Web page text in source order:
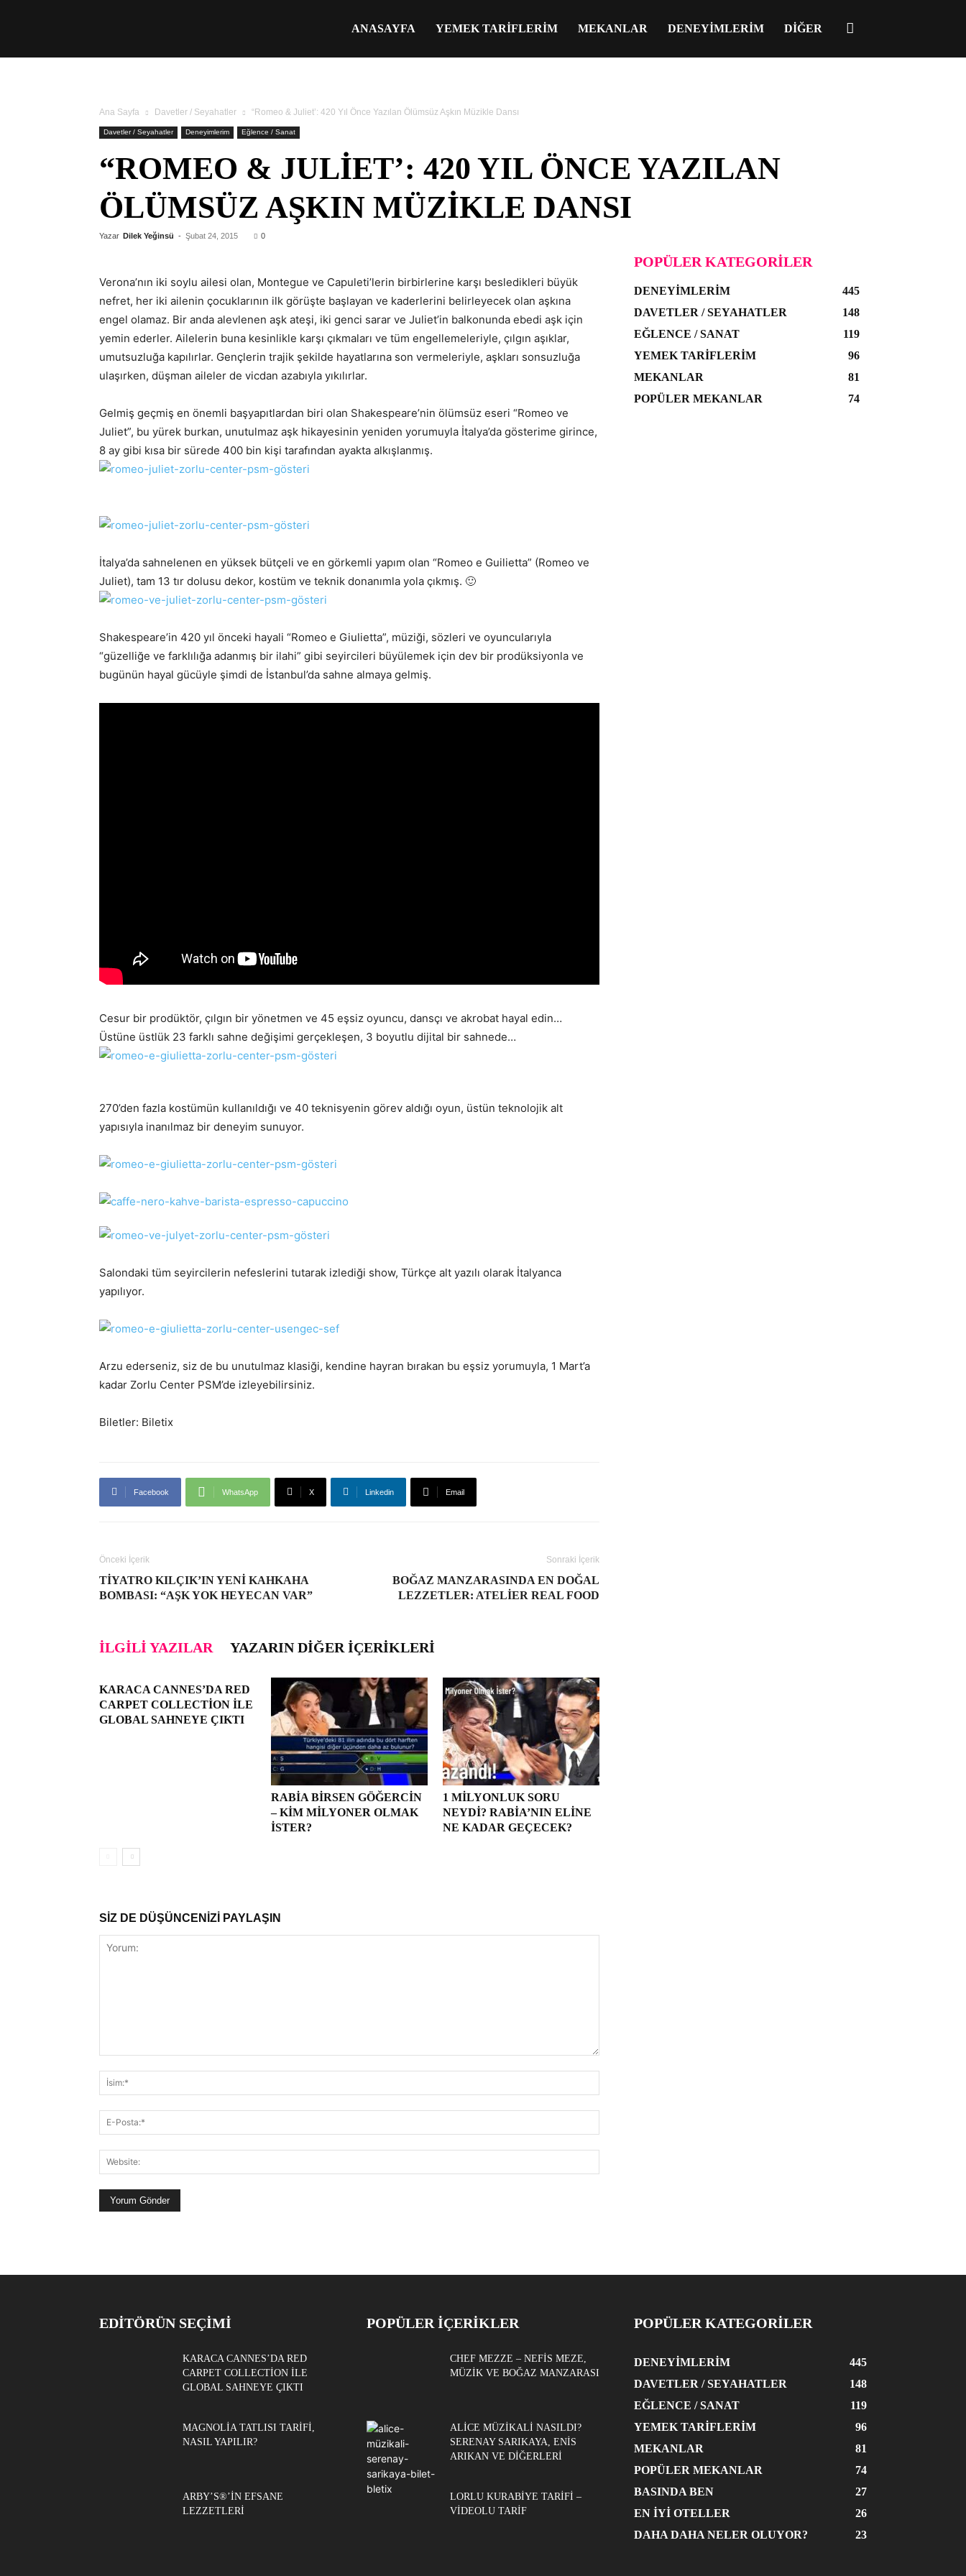
ANASAYFA YEMEK TARIFLERIM MEKANLAR DENEYIMLERIM DIĞER
Ana Sayfa Davetler / Seyahatler “Romeo & Juliet’: 420 Yıl Önce Yazılan Ölümsüz Aşkın Müzikle Dansı
Davetler / Seyahatler Deneyimlerim Eğlence / Sanat
“ROMEO & JULIET’: 420 YIL ÖNCE YAZILAN
ÖLÜMSÜZ AŞKIN MÜZIKLE DANSI
Yazar Dilek Yeğinsü - Şubat 24, 2015 0
Verona’nın iki soylu ailesi olan, Montegue ve Capuleti’lerin birbirlerine karşı besledikleri büyük
nefret, her iki ailenin çocuklarının ilk görüşte başlayan ve kaderlerini belirleyecek olan aşkına
engel olamaz. Bir anda alevlenen aşk ateşi, iki genci sarar ve Juliet’in balkonunda ebedi aşk için
yemin ederler. Ailelerin buna kesinlikle karşı çıkmaları ve tüm engellemeleriyle, çılgın aşıklar,
umutsuzluğa kapılırlar. Gençlerin trajik şekilde hayatlarına son vermeleriyle, aşkları sonsuzluğa
ulaşırken, düşman aileler de vicdan azabıyla yıkılırlar.
Gelmiş geçmiş en önemli başyapıtlardan biri olan Shakespeare’nin ölümsüz eseri “Romeo ve
Juliet”, bu yürek burkan, unutulmaz aşk hikayesinin yeniden yorumuyla İtalya’da gösterime girince,
8 ay gibi kısa bir sürede 400 bin kişi tarafından ayakta alkışlanmış.
İtalya’da sahnelenen en yüksek bütçeli ve en görkemli yapım olan “Romeo e Guilietta” (Romeo ve
Juliet), tam 13 tır dolusu dekor, kostüm ve teknik donanımla yola çıkmış. 🙂
Shakespeare’in 420 yıl önceki hayali “Romeo e Giulietta”, müziği, sözleri ve oyuncularıyla
“güzelliğe ve farklılığa adanmış bir ilahi” gibi seyircileri büyülemek için dev bir prodüksiyonla ve
bugünün hayal gücüyle şimdi de İstanbul’da sahne almaya gelmiş.
Cesur bir prodüktör, çılgın bir yönetmen ve 45 eşsiz oyuncu, dansçı ve akrobat hayal edin…
Üstüne üstlük 23 farklı sahne değişimi gerçekleşen, 3 boyutlu dijital bir sahnede…
270’den fazla kostümün kullanıldığı ve 40 teknisyenin görev aldığı oyun, üstün teknolojik alt
yapısıyla inanılmaz bir deneyim sunuyor.
Salondaki tüm seyircilerin nefeslerini tutarak izlediği show, Türkçe alt yazılı olarak İtalyanca
yapılıyor.
Arzu ederseniz, siz de bu unutulmaz klasiği, kendine hayran bırakan bu eşsiz yorumuyla, 1 Mart’a
kadar Zorlu Center PSM’de izleyebilirsiniz.
Biletler: Biletix
Facebook WhatsApp X Linkedin Email
Önceki İçerik
TIYATRO KILÇIK’IN YENI KAHKAHA
BOMBASI: “AŞK YOK HEYECAN VAR”
Sonraki İçerik
BOĞAZ MANZARASINDA EN DOĞAL
LEZZETLER: ATELIER REAL FOOD
İLGILI YAZILAR YAZARIN DIĞER İÇERIKLERI
KARACA CANNES’DA RED
CARPET COLLECTION ILE
GLOBAL SAHNEYE ÇIKTI
RABIA BIRSEN GÖĞERCIN
– KIM MILYONER OLMAK
İSTER?
1 MILYONLUK SORU
NEYDI? RABIA’NIN ELINE
NE KADAR GEÇECEK?
SİZ DE DÜŞÜNCENİZİ PAYLAŞIN
POPÜLER KATEGORILER
DENEYIMLERIM
445
DAVETLER / SEYAHATLER
148
EĞLENCE / SANAT
119
YEMEK TARIFLERIM
96
MEKANLAR
81
POPÜLER MEKANLAR
74
EDITÖRÜN SEÇIMI
KARACA CANNES’DA RED
CARPET COLLECTION ILE
GLOBAL SAHNEYE ÇIKTI
MAGNOLIA TATLISI TARIFI,
NASIL YAPILIR?
ARBY’S®’IN EFSANE
LEZZETLERI
POPÜLER İÇERİKLER
CHEF MEZZE – NEFIS MEZE,
MÜZIK VE BOĞAZ MANZARASI
ALICE MÜZIKALI NASILDI?
SERENAY SARIKAYA, ENIS
ARIKAN VE DIĞERLERI
LORLU KURABIYE TARIFI –
VIDEOLU TARIF
POPÜLER KATEGORİLER
DENEYIMLERIM
445
DAVETLER / SEYAHATLER
148
EĞLENCE / SANAT
119
YEMEK TARIFLERIM
96
MEKANLAR
81
POPÜLER MEKANLAR
74
BASINDA BEN
27
EN İYI OTELLER
26
DAHA DAHA NELER OLUYOR?
23